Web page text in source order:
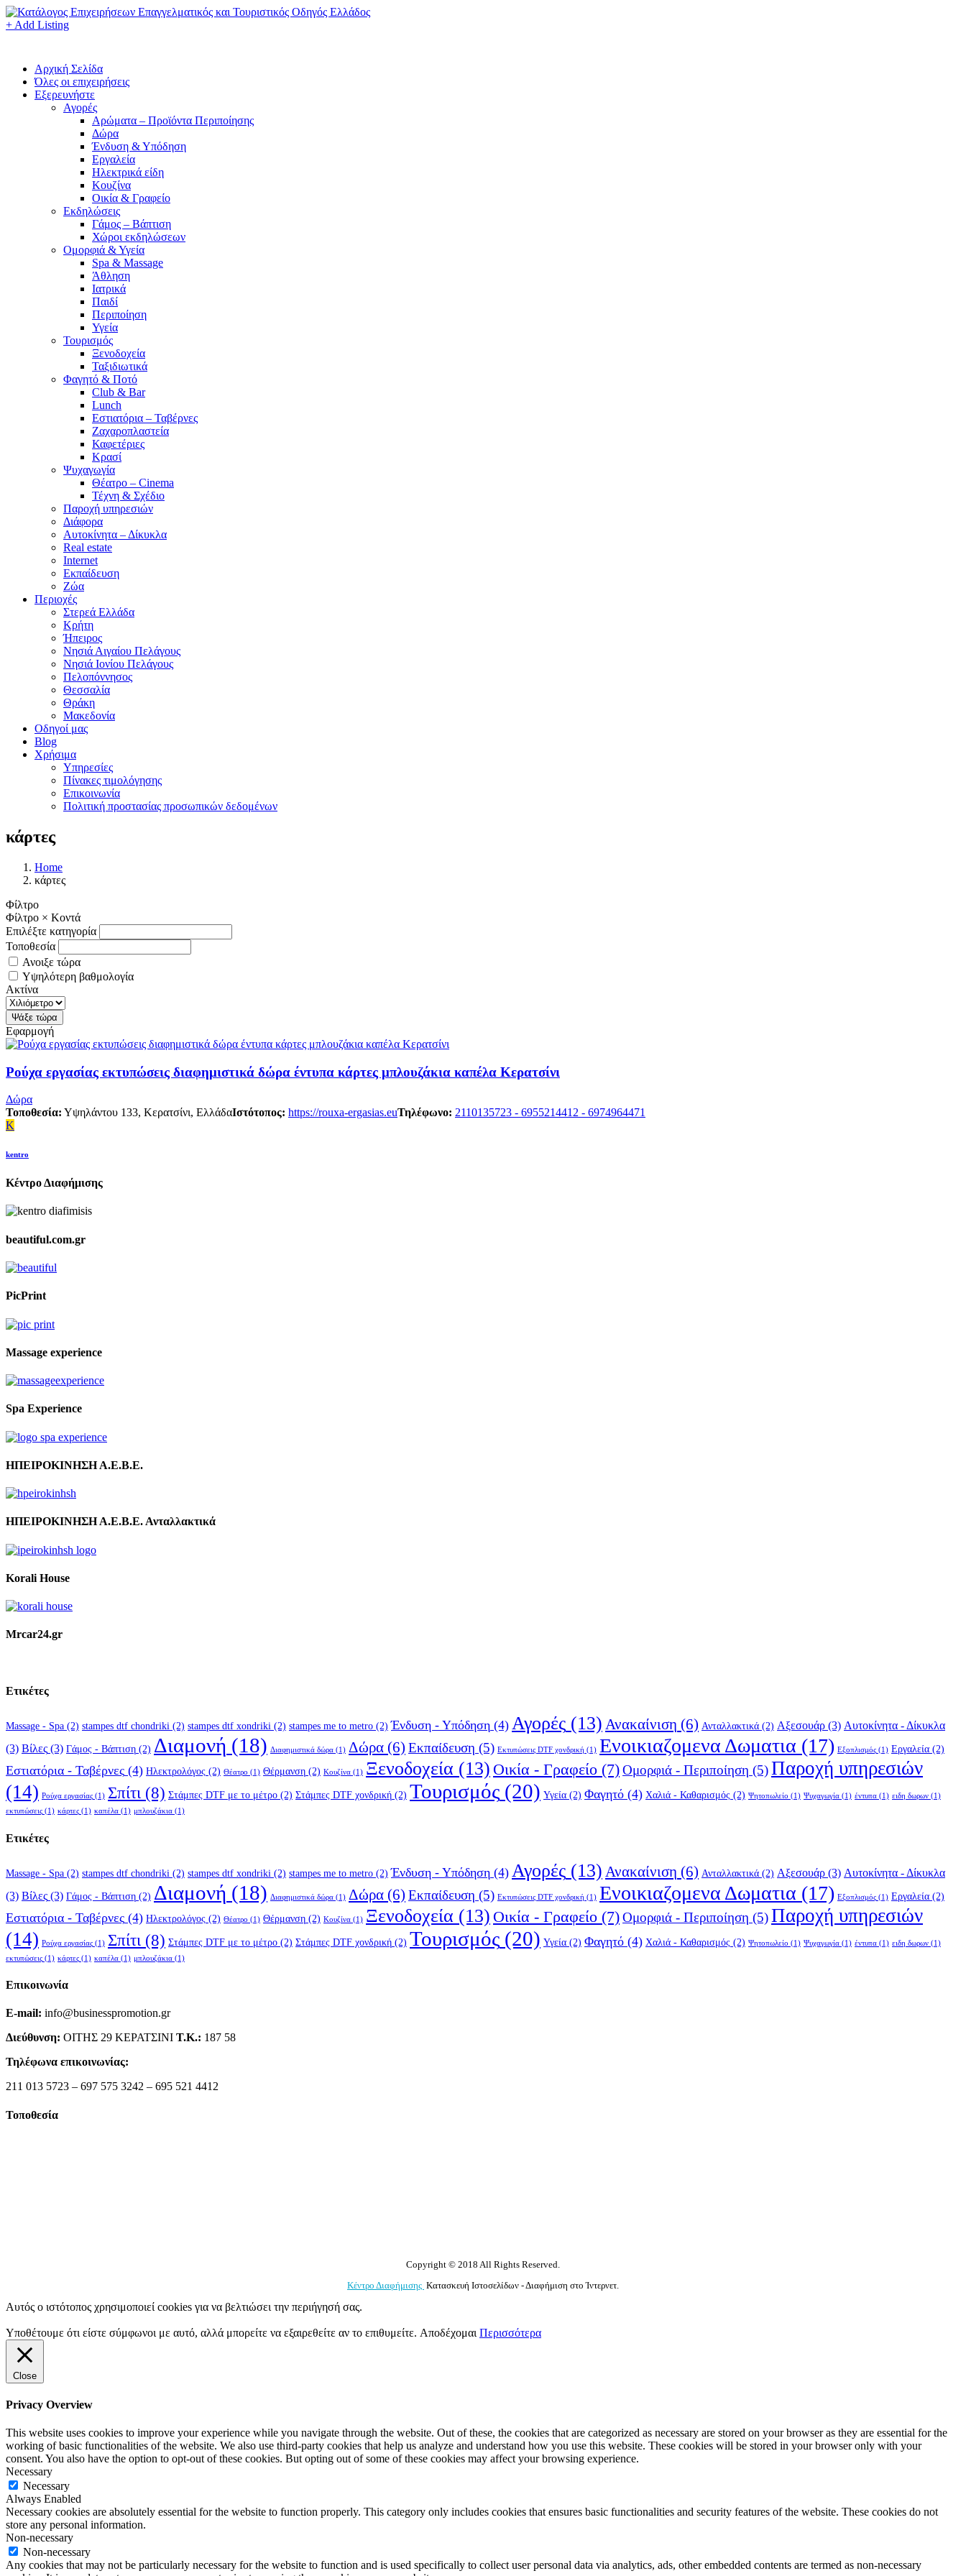
+ Add Listing
Αρχική Σελίδα
Όλες οι επιχειρήσεις
Εξερευνήστε
Αγορές
Αρώματα – Προϊόντα Περιποίησης
Δώρα
Ένδυση & Υπόδηση
Εργαλεία
Ηλεκτρικά είδη
Κουζίνα
Οικία & Γραφείο
Εκδηλώσεις
Γάμος – Βάπτιση
Χώροι εκδηλώσεων
Ομορφιά & Υγεία
Spa & Massage
Άθληση
Ιατρικά
Παιδί
Περιποίηση
Υγεία
Τουρισμός
Ξενοδοχεία
Ταξιδιωτικά
Φαγητό & Ποτό
Club & Bar
Lunch
Εστιατόρια – Ταβέρνες
Ζαχαροπλαστεία
Καφετέριες
Κρασί
Ψυχαγωγία
Θέατρο – Cinema
Τέχνη & Σχέδιο
Παροχή υπηρεσιών
Διάφορα
Αυτοκίνητα – Δίκυκλα
Real estate
Internet
Εκπαίδευση
Ζώα
Περιοχές
Στερεά Ελλάδα
Κρήτη
Ήπειρος
Νησιά Αιγαίου Πελάγους
Νησιά Ιονίου Πελάγους
Πελοπόννησος
Θεσσαλία
Θράκη
Μακεδονία
Οδηγοί μας
Blog
Χρήσιμα
Υπηρεσίες
Πίνακες τιμολόγησης
Επικοινωνία
Πολιτική προστασίας προσωπικών δεδομένων
κάρτες
Home
κάρτες
Φίλτρο
Φίλτρο × Κοντά
Επιλέξτε κατηγορία
Τοποθεσία
Ανοιξε τώρα
Υψηλότερη βαθμολογία
Ακτίνα
Εφαρμογή
Ρούχα εργασίας εκτυπώσεις διαφημιστικά δώρα έντυπα κάρτες μπλουζάκια καπέλα Κερατσίνι
Δώρα
Τοποθεσία: Υψηλάντου 133, Κερατσίνι, ΕλλάδαΙστότοπος: https://rouxa-ergasias.euΤηλέφωνο: 2110135723 - 6955214412 - 6974964471
K
kentro
Κέντρο Διαφήμισης
beautiful.com.gr
PicPrint
Massage experience
Spa Experience
ΗΠΕΙΡΟΚΙΝΗΣΗ Α.Ε.Β.Ε.
ΗΠΕΙΡΟΚΙΝΗΣΗ Α.Ε.Β.Ε. Ανταλλακτικά
Korali House
Mrcar24.gr
Ετικέτες
Massage - Spa (2) stampes dtf chondriki (2) stampes dtf xondriki (2) stampes me to metro (2) Ένδυση - Υπόδηση (4) Αγορές (13) Ανακαίνιση (6) Ανταλλακτικά (2) Αξεσουάρ (3) Αυτοκίνητα - Δίκυκλα
(3) Βίλες (3) Γάμος - Βάπτιση (2) Διαμονή (18) Διαφημιστικά δώρα (1) Δώρα (6) Εκπαίδευση (5) Εκτυπώσεις DTF χονδρική (1) Ενοικιαζομενα Δωματια (17) Εξοπλισμός (1) Εργαλεία (2)
Εστιατόρια - Ταβέρνες (4) Ηλεκτρολόγος (2) Θέατρο (1) Θέρμανση (2) Κουζίνα (1) Ξενοδοχεία (13) Οικία - Γραφείο (7)Ομορφιά - Περιποίηση (5)Παροχή υπηρεσιών
(14) Ρούχα εργασίας (1) Σπίτι (8) Στάμπες DTF με το μέτρο (2) Στάμπες DTF χονδρική (2) Τουρισμός (20) Υγεία (2) Φαγητό (4) Χαλιά - Καθαρισμός (2) Ψητοπωλείο (1) Ψυχαγωγία (1) έντυπα (1) ειδη δωρων (1)
εκτυπώσεις (1) κάρτες (1) καπέλα (1) μπλουζάκια (1)
Ετικέτες
Massage - Spa (2) stampes dtf chondriki (2) stampes dtf xondriki (2) stampes me to metro (2) Ένδυση - Υπόδηση (4) Αγορές (13) Ανακαίνιση (6) Ανταλλακτικά (2) Αξεσουάρ (3) Αυτοκίνητα - Δίκυκλα
(3) Βίλες (3) Γάμος - Βάπτιση (2) Διαμονή (18) Διαφημιστικά δώρα (1) Δώρα (6) Εκπαίδευση (5) Εκτυπώσεις DTF χονδρική (1) Ενοικιαζομενα Δωματια (17) Εξοπλισμός (1) Εργαλεία (2)
Εστιατόρια - Ταβέρνες (4) Ηλεκτρολόγος (2) Θέατρο (1) Θέρμανση (2) Κουζίνα (1) Ξενοδοχεία (13) Οικία - Γραφείο (7)Ομορφιά - Περιποίηση (5)Παροχή υπηρεσιών
(14) Ρούχα εργασίας (1) Σπίτι (8) Στάμπες DTF με το μέτρο (2) Στάμπες DTF χονδρική (2) Τουρισμός (20) Υγεία (2) Φαγητό (4) Χαλιά - Καθαρισμός (2) Ψητοπωλείο (1) Ψυχαγωγία (1) έντυπα (1) ειδη δωρων (1)
εκτυπώσεις (1) κάρτες (1) καπέλα (1) μπλουζάκια (1)
Επικοινωνία
E-mail: info@businesspromotion.gr
Διεύθυνση: ΟΙΤΗΣ 29 ΚΕΡΑΤΣΙΝΙ Τ.Κ.: 187 58
Τηλέφωνα επικοινωνίας:
211 013 5723 – 697 575 3242 – 695 521 4412
Τοποθεσία
Copyright © 2018 All Rights Reserved.
Κέντρο Διαφήμισης Κατασκευή Ιστοσελίδων - Διαφήμιση στο Ίντερνετ.
Αυτός ο ιστότοπος χρησιμοποιεί cookies για να βελτιώσει την περιήγησή σας.
Υποθέτουμε ότι είστε σύμφωνοι με αυτό, αλλά μπορείτε να εξαιρεθείτε αν το επιθυμείτε. Αποδέχομαι Περισσότερα
Close
Privacy Overview
This website uses cookies to improve your experience while you navigate through the website. Out of these, the cookies that are categorized as necessary are stored on your browser as they are essential for the
working of basic functionalities of the website. We also use third-party cookies that help us analyze and understand how you use this website. These cookies will be stored in your browser only with your
consent. You also have the option to opt-out of these cookies. But opting out of some of these cookies may affect your browsing experience.
Necessary
Necessary
Always Enabled
Necessary cookies are absolutely essential for the website to function properly. This category only includes cookies that ensures basic functionalities and security features of the website. These cookies do not
store any personal information.
Non-necessary
Non-necessary
Any cookies that may not be particularly necessary for the website to function and is used specifically to collect user personal data via analytics, ads, other embedded contents are termed as non-necessary